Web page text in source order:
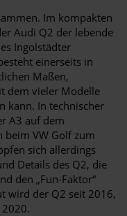
Im kompakten
Audi Q2 der lebende
Ingolstädter
einerseits in
Maßen,
dem vieler Modelle
kann. In technischer
A3 auf dem
beim VW Golf zum
sich allerdings
Details des Q2, die
den „Fun-Faktor“
wird der Q2 seit 2016,
2020.